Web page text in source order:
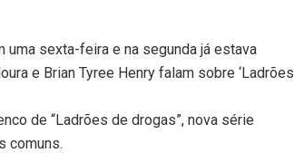
sexta-feira e na segunda já estava
e Brian Tyree Henry falam sobre ‘Ladrões
de “Ladrões de drogas”, nova série
comuns.